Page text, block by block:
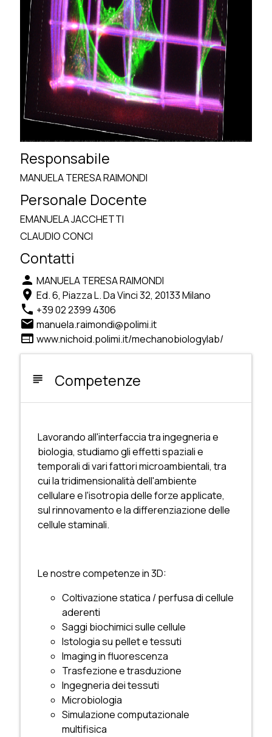
Responsabile
MANUELA TERESA RAIMONDI
Personale Docente
EMANUELA JACCHETTI
CLAUDIO CONCI
Contatti
person MANUELA TERESA RAIMONDI
location_on Ed. 6, Piazza L. Da Vinci 32, 20133 Milano
phone +39 02 2399 4306
email manuela.raimondi@polimi.it
web www.nichoid.polimi.it/mechanobiologylab/
subject Competenze
Lavorando all'interfaccia tra ingegneria e
biologia, studiamo gli effetti spaziali e
temporali di vari fattori microambientali, tra
cui la tridimensionalità dell'ambiente
cellulare e l'isotropia delle forze applicate,
sul rinnovamento e la differenziazione delle
cellule staminali.
Le nostre competenze in 3D:
Coltivazione statica / perfusa di cellule
aderenti
Saggi biochimici sulle cellule
Istologia su pellet e tessuti
Imaging in fluorescenza
Trasfezione e trasduzione
Ingegneria dei tessuti
Microbiologia
Simulazione computazionale
multifisica